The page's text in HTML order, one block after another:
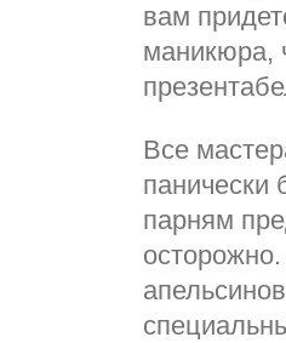
вам
маникюра,
Все
панически
парням